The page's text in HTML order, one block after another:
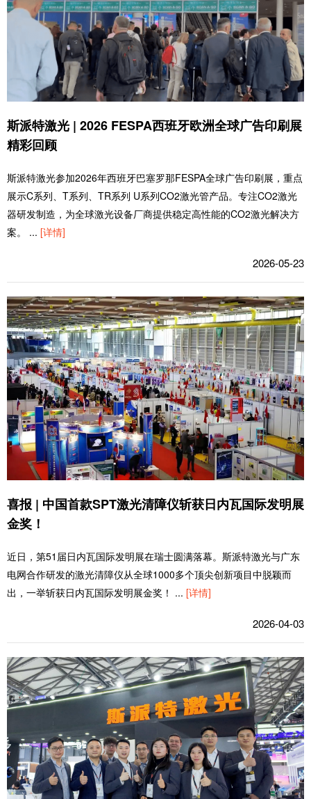
斯派特激光 | 2026 FESPA西班牙欧洲全球广告印刷展
精彩回顾
斯派特激光参加2026年西班牙巴塞罗那FESPA全球广告印刷展，重点
展示C系列、T系列、TR系列 U系列CO2激光管产品。专注CO2激光
器研发制造，为全球激光设备厂商提供稳定高性能的CO2激光解决方
案。 ... [详情]
2026-05-23
喜报 | 中国首款SPT激光清障仪斩获日内瓦国际发明展
金奖！
近日，第51届日内瓦国际发明展在瑞士圆满落幕。斯派特激光与广东
电网合作研发的激光清障仪从全球1000多个顶尖创新项目中脱颖而
出，一举斩获日内瓦国际发明展金奖！ ... [详情]
2026-04-03